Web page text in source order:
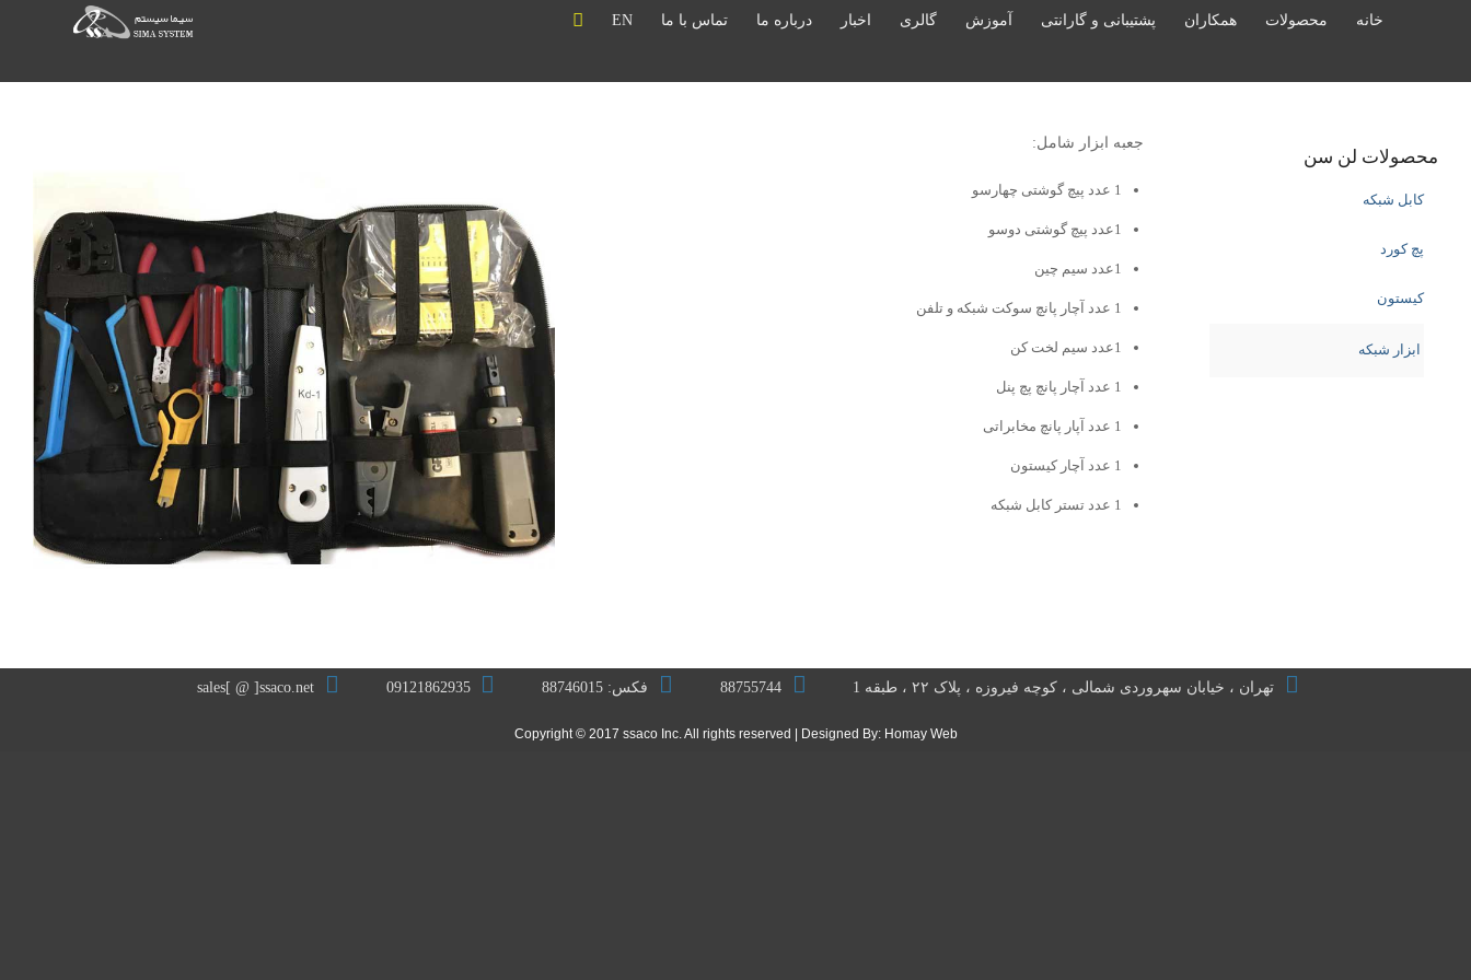
خانه محصولات همکاران پشتیبانی و گارانتی آموزش گالری اخبار درباره ما تماس با ما EN
محصولات لن سن
کابل شبکه
پچ کورد
کیستون
ابزار شبکه
جعبه ابزار شامل:
1 عدد پیچ گوشتی چهارسو
1عدد پیچ گوشتی دوسو
1عدد سیم چین
1 عدد آچار پانچ سوکت شبکه و تلفن
1عدد سیم لخت کن
1 عدد آچار پانچ پچ پنل
1 عدد آپار پانچ مخابراتی
1 عدد آچار کیستون
1 عدد تستر کابل شبکه
تهران ، خیابان سهروردی شمالی ، کوچه فیروزه ، پلاک ۲۲ ، طبقه 1 88755744 فکس: 88746015 09121862935
sales[ @ ]ssaco.net
Copyright © 2017 ssaco Inc. All rights reserved | Designed By: Homay Web